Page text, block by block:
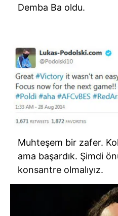
Demba Ba oldu.
Muhteşem bir zafer.
ama başardık. Şimdi
konsantre olmalıyız.